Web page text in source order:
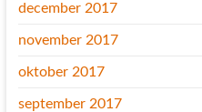
december 2017
november 2017
oktober 2017
september 2017